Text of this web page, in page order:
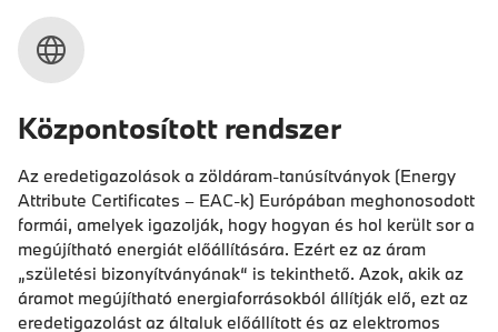
Központosított rendszer
Az eredetigazolások a zöldáram-tanúsítványok (Energy
Attribute Certificates – EAC-k) Európában meghonosodott
formái, amelyek igazolják, hogy hogyan és hol került sor a
megújítható energiát előállítására. Ezért ez az áram
„születési bizonyítványának“ is tekinthető. Azok, akik az
áramot megújítható energiaforrásokból állítják elő, ezt az
eredetigazolást az általuk előállított és az elektromos